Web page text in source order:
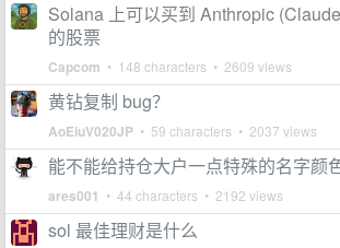
Solana 上可以买到 Anthropic
的股票
Capcom • 148 characters • 2609 views
黄钻复制 bug？
AoEiuV020JP • 59 characters • 2037 views
能不能给持仓大户一点特殊的名字颜
ares001 • 44 characters • 2192 views
sol 最佳理财是什么